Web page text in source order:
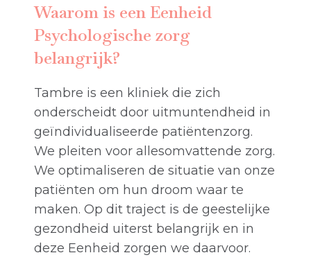
Waarom is een Eenheid
Psychologische zorg
belangrijk?
Tambre is een kliniek die zich
onderscheidt door uitmuntendheid in
geïndividualiseerde patiëntenzorg.
We pleiten voor allesomvattende zorg.
We optimaliseren de situatie van onze
patiënten om hun droom waar te
maken. Op dit traject is de geestelijke
gezondheid uiterst belangrijk en in
deze Eenheid zorgen we daarvoor.